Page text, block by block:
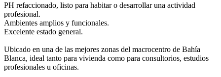
PH refaccionado, listo para habitar o desarrollar una actividad
profesional.
Ambientes amplios y funcionales.
Excelente estado general.
Ubicado en una de las mejores zonas del macrocentro de Bahía
Blanca, ideal tanto para vivienda como para consultorios, estudios
profesionales u oficinas.